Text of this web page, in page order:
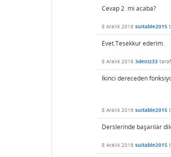
Cevap 2 mi acaba?
8 Aralık 2016 suitable2015
Evet.Tesekkur ederim.
8 Aralık 2016 3deniz33
İkinci dereceden
8 Aralık 2016 suitable2015
Derslerinde başarılar
8 Aralık 2016 suitable2015